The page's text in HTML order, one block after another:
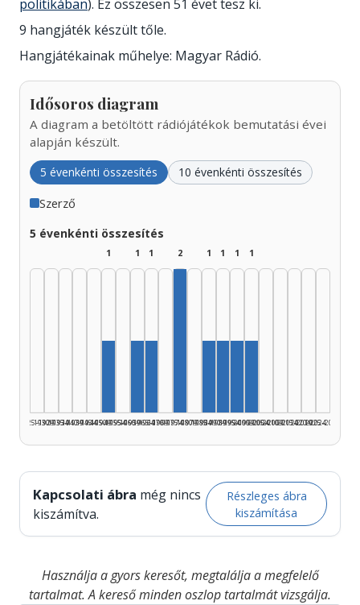
politikában). Ez összesen 51 évet tesz ki.
9 hangjáték készült tőle.
Hangjátékainak műhelye: Magyar Rádió.
Idősoros diagram
A diagram a betöltött rádiójátékok bemutatási évei
alapján készült.
5 évenkénti összesítés 10 évenkénti összesítés
Szerző
5 évenkénti összesítés
1925–1929
1930–1934
1935–1939
1940–1944
1945–1949
1
1950–1954
1955–1959
1
1960–1964
1
1965–1969
1970–1974
2
1975–1979
1980–1984
1
1985–1989
1
1990–1994
1
1995–1999
1
2000–2004
2005–2009
2010–2014
2015–2019
2020–2024
2025–2026
Kapcsolati ábra még nincs
kiszámítva.
Részleges ábra
kiszámítása
Használja a gyors keresőt, megtalálja a megfelelő
tartalmat. A kereső minden oszlop tartalmát vizsgálja.